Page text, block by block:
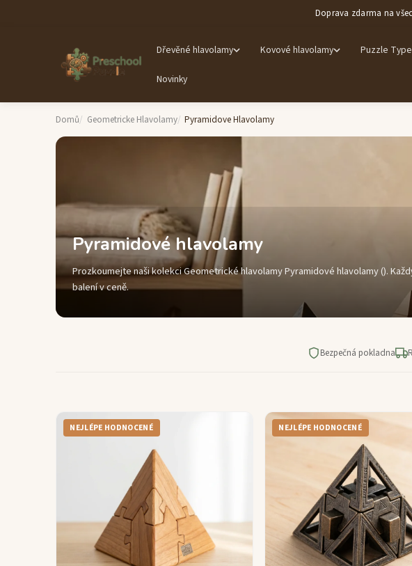
Doprava zdarma na
Dřevěné hlavolamy Kovové hlavolamy Puzzle
Novinky
Domů Geometricke Hlavolamy Pyramidove Hlavolamy
Pyramidové hlavolamy
Prozkoumejte naši kolekci Geometrické hlavolamy Pyramidové hlavolamy ().
balení v ceně.
Bezpečná pokladna
NEJLÉPE HODNOCENÉ NEJLÉPE HODNOCENÉ